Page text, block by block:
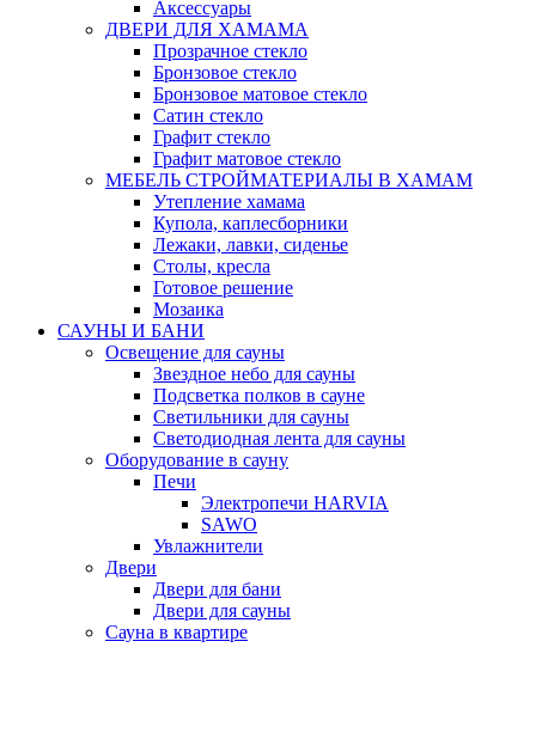
Аксессуары
ДВЕРИ ДЛЯ ХАМАМА
Прозрачное стекло
Бронзовое стекло
Бронзовое матовое стекло
Сатин стекло
Графит стекло
Графит матовое стекло
МЕБЕЛЬ СТРОЙМАТЕРИАЛЫ В ХАМАМ
Утепление хамама
Купола, каплесборники
Лежаки, лавки, сиденье
Столы, кресла
Готовое решение
Мозаика
САУНЫ И БАНИ
Освещение для сауны
Звездное небо для сауны
Подсветка полков в сауне
Светильники для сауны
Светодиодная лента для сауны
Оборудование в сауну
Печи
Электропечи HARVIA
SAWO
Увлажнители
Двери
Двери для бани
Двери для сауны
Сауна в квартире